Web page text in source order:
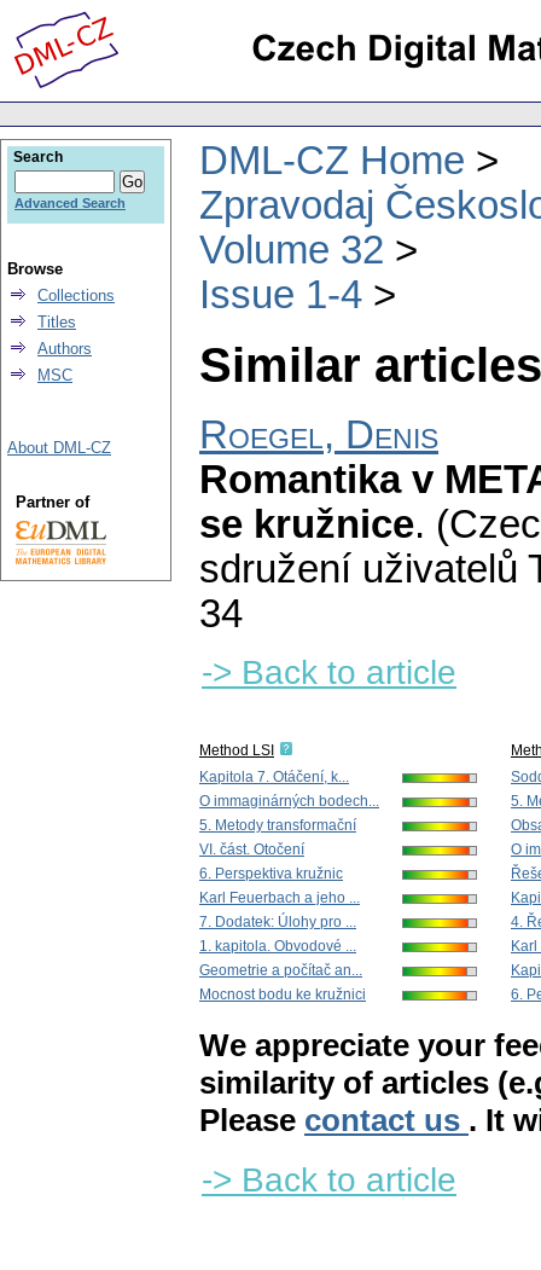
DML-CZ Home
Zpravodaj
Volume 32
Issue 1-4
Similar
Roegel, Denis
Romantika v
se kružnice.
sdružení uživatelů
34
-> Back to article
Method LSI
Kapitola 7. Otáčení, k...
O immaginárných bodech...
5. Metody transformační
VI. část. Otočení
6. Perspektiva kružnic
Karl Feuerbach a jeho ...
7. Dodatek: Úlohy pro ...
1. kapitola. Obvodové ...
Geometrie a počítač an...
Mocnost bodu ke kružnici
5.
O
4.
6.
We appreciate your
similarity of articles
Please contact us . It
-> Back to article
Search
Advanced Search
Browse
Collections
Titles
Authors
MSC
About DML-CZ
Partner of